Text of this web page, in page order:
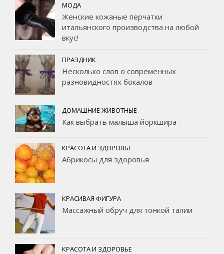
МОДА
Женские кожаные перчатки
итальянского производства на любой
вкус!
ПРАЗДНИК
Несколько слов о современных
разновидностях бокалов
ДОМАШНИЕ ЖИВОТНЫЕ
Как выбрать малыша йоркшира
КРАСОТА И ЗДОРОВЬЕ
Абрикосы для здоровья
КРАСИВАЯ ФИГУРА
Массажный обруч для тонкой талии
КРАСОТА И ЗДОРОВЬЕ